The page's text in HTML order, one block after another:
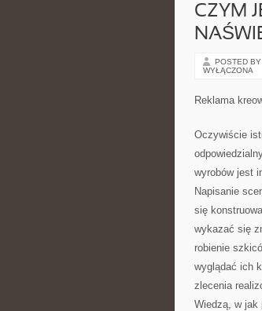
CZYM
POSTED BY
WYŁĄCZONA
Reklama
Oczywiście
wyrobów jest
Napisanie
się
wykazać się
robienie
wyglądać ich
zlecenia
Wiedzą, w jak